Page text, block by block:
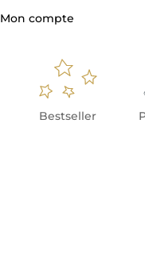
Mon compte
Bestseller